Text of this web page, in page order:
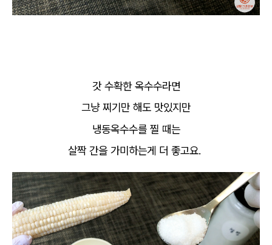
갓 수확한 옥수수라면
그냥 찌기만 해도 맛있지만
냉동옥수수를 찔 때는
살짝 간을 가미하는게 더 좋고요.